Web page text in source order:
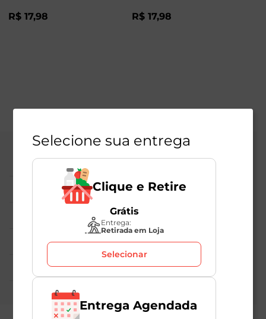
R$ 17,98 R$ 17,98
Central de Atendimento
Institucional
Políticas Mambo
Atedimento ao Consumidor
Nossas Redes
Selecione sua entrega
Clique e Retire
Grátis
Entrega:
Retirada em Loja
Selecionar
Entrega Agendada